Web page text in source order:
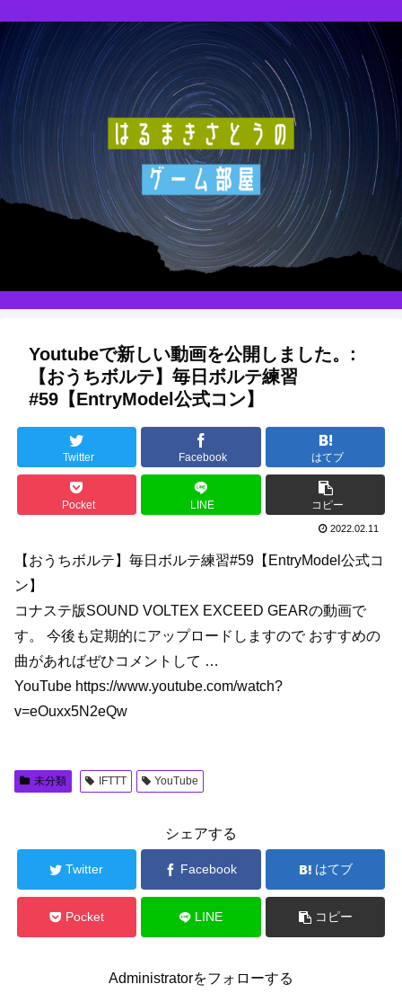
Youtubeで新しい動画を公開しました。:
【おうちボルテ】毎日ボルテ練習
#59【EntryModel公式コン】
Twitter Facebook はてブ
Pocket LINE コピー
2022.02.11
【おうちボルテ】毎日ボルテ練習#59【EntryModel公式コ
ン】
コナステ版SOUND VOLTEX EXCEED GEARの動画で
す。 今後も定期的にアップロードしますので おすすめの
曲があればぜひコメントして …
YouTube https://www.youtube.com/watch?
v=eOuxx5N2eQw
未分類 IFTTT YouTube
シェアする
Twitter Facebook はてブ
Pocket LINE コピー
Administratorをフォローする